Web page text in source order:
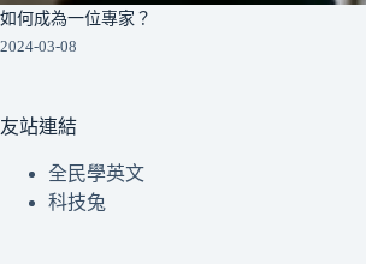
如何成為一位專家？
2024-03-08
友站連結
全民學英文
科技兔